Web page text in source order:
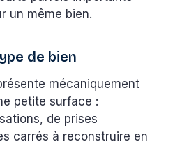
un même bien.
de bien
mécaniquement
petite surface :
de prises
carrés à reconstruire en